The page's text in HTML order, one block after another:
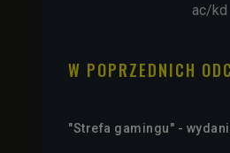
ac/kd
W POPRZEDNICH
"Strefa gamingu" -